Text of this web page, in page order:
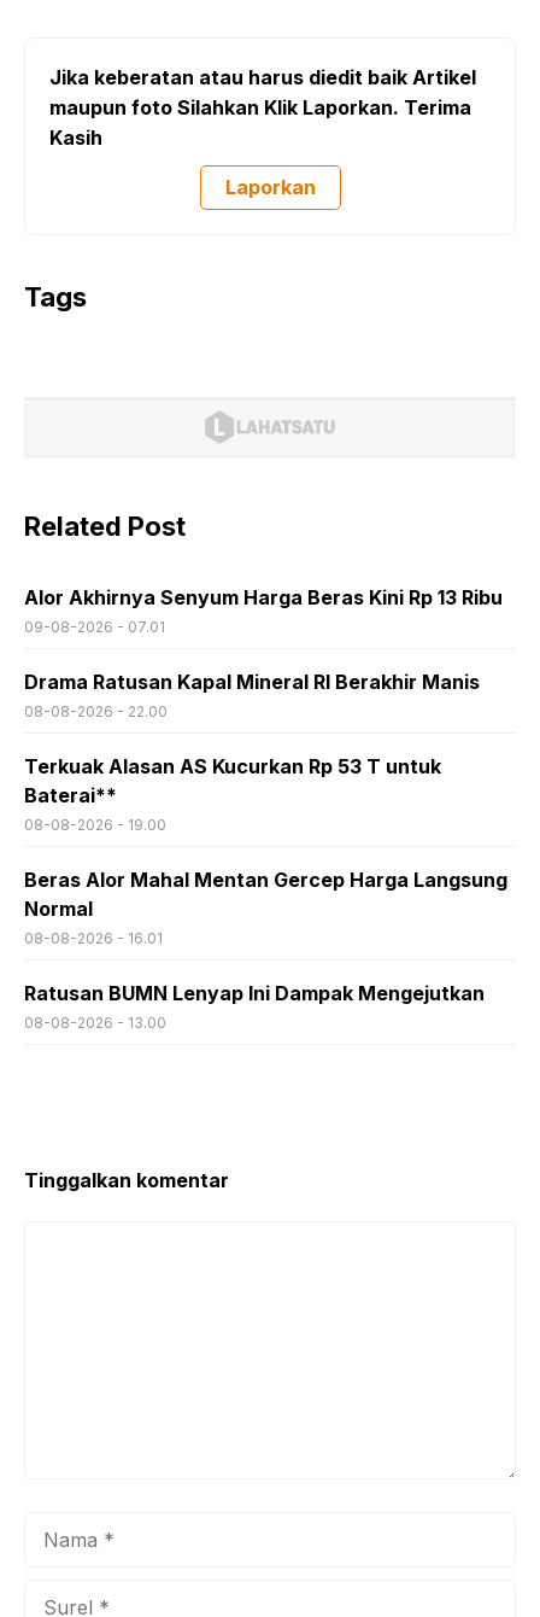
Jika keberatan atau harus diedit baik Artikel
maupun foto Silahkan Klik Laporkan. Terima
Kasih
Laporkan
Tags
Related Post
Alor Akhirnya Senyum Harga Beras Kini Rp 13 Ribu
09-08-2026 - 07.01
Drama Ratusan Kapal Mineral RI Berakhir Manis
08-08-2026 - 22.00
Terkuak Alasan AS Kucurkan Rp 53 T untuk
Baterai**
08-08-2026 - 19.00
Beras Alor Mahal Mentan Gercep Harga Langsung
Normal
08-08-2026 - 16.01
Ratusan BUMN Lenyap Ini Dampak Mengejutkan
08-08-2026 - 13.00
Tinggalkan komentar